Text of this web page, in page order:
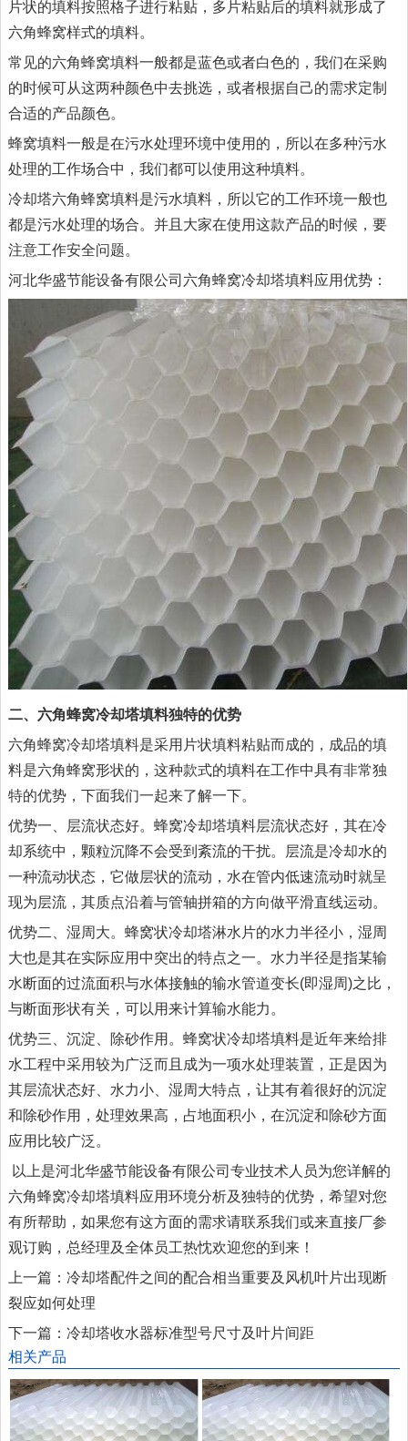
片状的填料按照格子进行粘贴，多片粘贴后的填料就形成了
六角蜂窝样式的填料。
常见的六角蜂窝填料一般都是蓝色或者白色的，我们在采购
的时候可从这两种颜色中去挑选，或者根据自己的需求定制
合适的产品颜色。
蜂窝填料一般是在污水处理环境中使用的，所以在多种污水
处理的工作场合中，我们都可以使用这种填料。
冷却塔六角蜂窝填料是污水填料，所以它的工作环境一般也
都是污水处理的场合。并且大家在使用这款产品的时候，要
注意工作安全问题。
河北华盛节能设备有限公司六角蜂窝冷却塔填料应用优势：
二、六角蜂窝冷却塔填料独特的优势
六角蜂窝冷却塔填料是采用片状填料粘贴而成的，成品的填
料是六角蜂窝形状的，这种款式的填料在工作中具有非常独
特的优势，下面我们一起来了解一下。
优势一、层流状态好。蜂窝冷却塔填料层流状态好，其在冷
却系统中，颗粒沉降不会受到紊流的干扰。层流是冷却水的
一种流动状态，它做层状的流动，水在管内低速流动时就呈
现为层流，其质点沿着与管轴拼箱的方向做平滑直线运动。
优势二、湿周大。蜂窝状冷却塔淋水片的水力半径小，湿周
大也是其在实际应用中突出的特点之一。水力半径是指某输
水断面的过流面积与水体接触的输水管道变长(即湿周)之比，
与断面形状有关，可以用来计算输水能力。
优势三、沉淀、除砂作用。蜂窝状冷却塔填料是近年来给排
水工程中采用较为广泛而且成为一项水处理装置，正是因为
其层流状态好、水力小、湿周大特点，让其有着很好的沉淀
和除砂作用，处理效果高，占地面积小，在沉淀和除砂方面
应用比较广泛。
以上是河北华盛节能设备有限公司专业技术人员为您详解的
六角蜂窝冷却塔填料应用环境分析及独特的优势，希望对您
有所帮助，如果您有这方面的需求请联系我们或来直接厂参
观订购，总经理及全体员工热忱欢迎您的到来！
上一篇： 冷却塔配件之间的配合相当重要及风机叶片出现断
裂应如何处理
下一篇： 冷却塔收水器标准型号尺寸及叶片间距
相关产品